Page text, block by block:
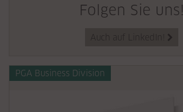
Folgen Sie uns!
Auch auf LinkedIn! 
PGA Business Division